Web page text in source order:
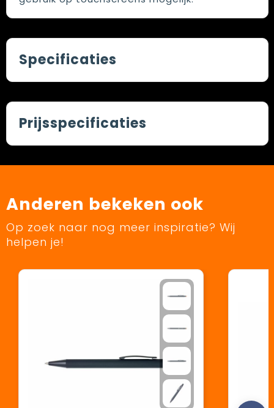
Specificaties
Prijsspecificaties
Anderen bekeken ook
Op zoek naar nog meer inspiratie? Wij
helpen je!